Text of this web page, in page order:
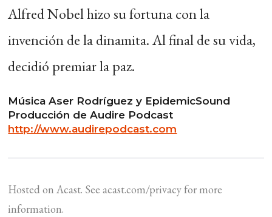
Alfred Nobel hizo su fortuna con la
invención de la dinamita. Al final de su vida,
decidió premiar la paz.
Música Aser Rodríguez y EpidemicSound
Producción de Audire Podcast
http://www.audirepodcast.com
Hosted on Acast. Seeacast.com/privacyfor more
information.